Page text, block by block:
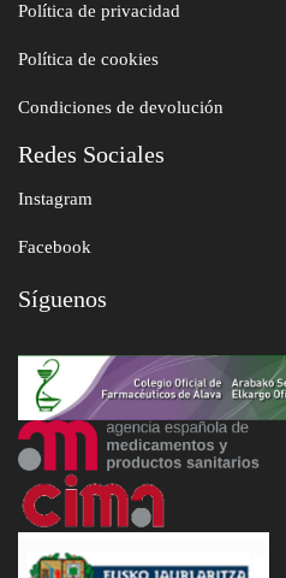
Política de privacidad
Política de cookies
Condiciones de devolución
Redes Sociales
Instagram
Facebook
Síguenos